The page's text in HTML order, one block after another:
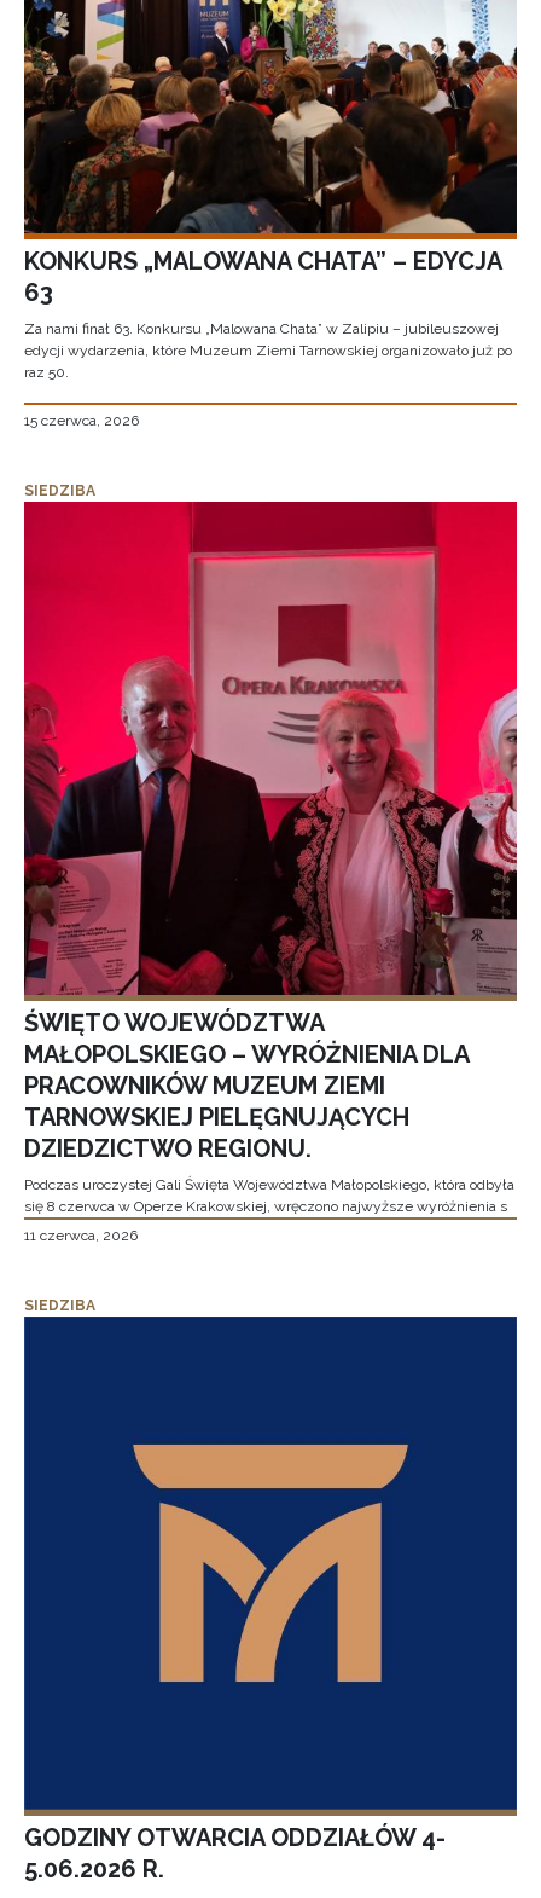
KONKURS „MALOWANA CHATA” – EDYCJA
63
Za nami finał 63. Konkursu „Malowana Chata” w Zalipiu – jubileuszowej
edycji wydarzenia, które Muzeum Ziemi Tarnowskiej organizowało już po
raz 50.
15 czerwca, 2026
SIEDZIBA
ŚWIĘTO WOJEWÓDZTWA
MAŁOPOLSKIEGO – WYRÓŻNIENIA DLA
PRACOWNIKÓW MUZEUM ZIEMI
TARNOWSKIEJ PIELĘGNUJĄCYCH
DZIEDZICTWO REGIONU.
Podczas uroczystej Gali Święta Województwa Małopolskiego, która odbyła
się 8 czerwca w Operze Krakowskiej, wręczono najwyższe wyróżnienia s
11 czerwca, 2026
SIEDZIBA
GODZINY OTWARCIA ODDZIAŁÓW 4-
5.06.2026 R.